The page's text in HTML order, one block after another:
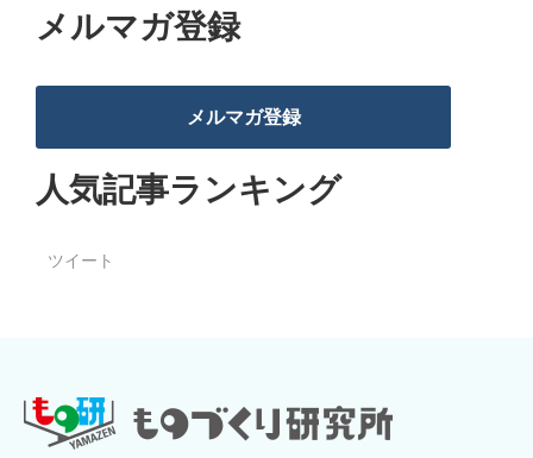
メルマガ登録
メルマガ登録
人気記事ランキング
ツイート